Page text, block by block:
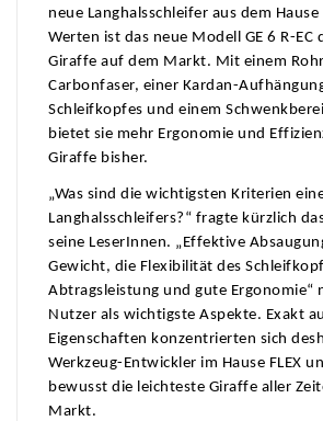
neue Langhalsschleifer aus dem Hause
Werten ist das neue Modell GE 6 R-EC
Giraffe auf dem Markt. Mit einem
Carbonfaser, einer Kardan-
Schleifkopfes und einem
bietet sie mehr Ergonomie und
Giraffe bisher.
„Was sind die wichtigsten Kriterien
Langhalsschleifers?“ fragte kürzlich
seine LeserInnen. „Effektive
Gewicht, die Flexibilität des
Abtragsleistung und gute Ergonomie“
Nutzer als wichtigste Aspekte. Exakt
Eigenschaften konzentrierten sich
Werkzeug-Entwickler im Hause FLEX
bewusst die leichteste Giraffe aller
Markt.